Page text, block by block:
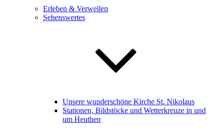
Erleben & Verweilen
Sehenswertes
Unsere wunderschöne Kirche St. Nikolaus
Stationen, Bildstöcke und Wetterkreuze in und
um Heuthen